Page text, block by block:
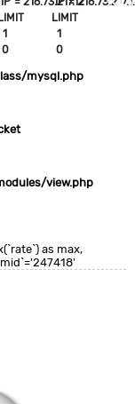
LIMIT
1
0
LIMIT
1
0
mysql.php
view.php
as max,